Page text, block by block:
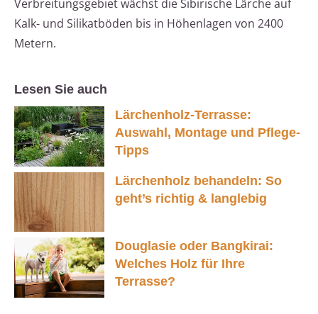
Verbreitungsgebiet wächst die Sibirische Lärche auf
Kalk- und Silikatböden bis in Höhenlagen von 2400
Metern.
Lesen Sie auch
Lärchenholz-Terrasse:
Auswahl, Montage und Pflege-
Tipps
Lärchenholz behandeln: So
geht’s richtig & langlebig
Douglasie oder Bangkirai:
Welches Holz für Ihre
Terrasse?